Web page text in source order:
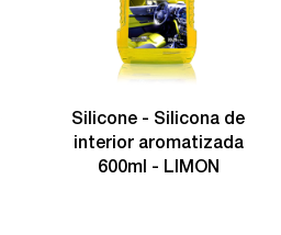
Silicone - Silicona de
interior aromatizada
600ml - LIMON